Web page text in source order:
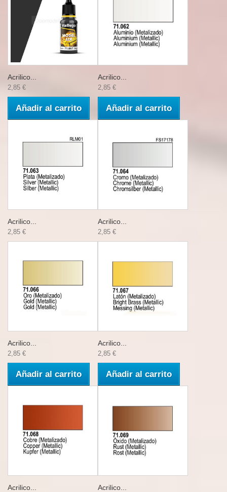
Acrilico...
2,85 €
Añadir al carrito
Acrilico...
2,85 €
Añadir al carrito
Acrilico...
2,85 €
Acrilico...
2,85 €
Acrilico...
2,85 €
Añadir al carrito
Acrilico...
2,85 €
Añadir al carrito
Acrilico... Acrilico...